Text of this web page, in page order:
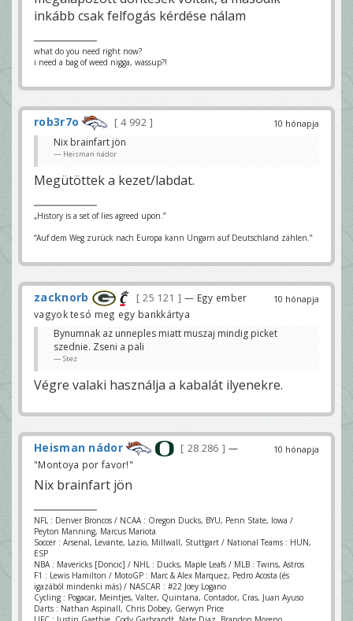
inkább csak felfogás kérdése nálam
what do you need right now?
i need a bag of weed nigga, wassup?!
10 hónapja
rob3r7o
4 992
Nix brainfart jön
Heisman nádor
Megütöttek a kezet/labdat.
„History is a set of lies agreed upon.”
“Auf dem Weg zurück nach Europa kann Ungarn auf Deutschland zählen.”
10 hónapja
zacknorb 25 121
— Egy ember
vagyok tesó meg egy bankkártya
Bynumnak az unneples miatt muszaj mindig picket
szednie. Zseni a pali
Stez
Végre valaki használja a kabalát ilyenekre.
10 hónapja
Heisman nádor 28 286
—
"Montoya por favor!"
Nix brainfart jön
NFL : Denver Broncos / NCAA : Oregon Ducks, BYU, Penn State, Iowa /
Peyton Manning, Marcus Mariota
Soccer : Arsenal, Levante, Lazio, Millwall, Stuttgart / National Teams : HUN,
ESP
NBA : Mavericks [Doncic] / NHL : Ducks, Maple Leafs / MLB : Twins, Astros
F1 : Lewis Hamilton / MotoGP : Marc & Alex Marquez, Pedro Acosta (és
igazából mindenki más) / NASCAR : #22 Joey Logano
Cycling : Pogacar, Meintjes, Valter, Quintana, Contador, Cras, Juan Ayuso
Darts : Nathan Aspinall, Chris Dobey, Gerwyn Price